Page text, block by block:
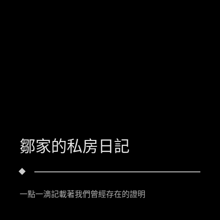
鄒家的私房日記
一點一滴記載著我們曾經存在的證明